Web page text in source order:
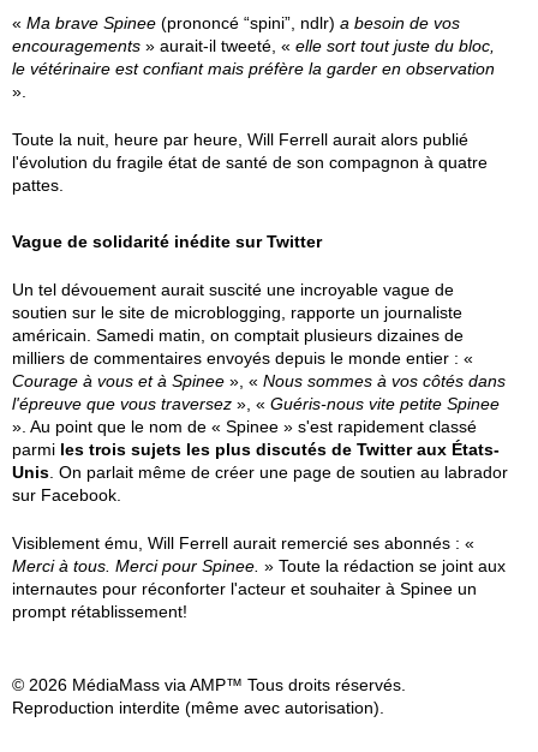
« Ma brave Spinee (prononcé “spini”, ndlr) a besoin de vos
encouragements » aurait-il tweeté, « elle sort tout juste du bloc,
le vétérinaire est confiant mais préfère la garder en observation
».
Toute la nuit, heure par heure, Will Ferrell aurait alors publié
l'évolution du fragile état de santé de son compagnon à quatre
pattes.
Vague de solidarité inédite sur Twitter
Un tel dévouement aurait suscité une incroyable vague de
soutien sur le site de microblogging, rapporte un journaliste
américain. Samedi matin, on comptait plusieurs dizaines de
milliers de commentaires envoyés depuis le monde entier : «
Courage à vous et à Spinee », « Nous sommes à vos côtés dans
l'épreuve que vous traversez », « Guéris-nous vite petite Spinee
». Au point que le nom de « Spinee » s'est rapidement classé
parmi les trois sujets les plus discutés de Twitter aux États-
Unis . On parlait même de créer une page de soutien au labrador
sur Facebook.
Visiblement ému, Will Ferrell aurait remercié ses abonnés : «
Merci à tous. Merci pour Spinee. » Toute la rédaction se joint aux
internautes pour réconforter l'acteur et souhaiter à Spinee un
prompt rétablissement!
© 2026 MédiaMass via AMP™ Tous droits réservés.
Reproduction interdite (même avec autorisation).